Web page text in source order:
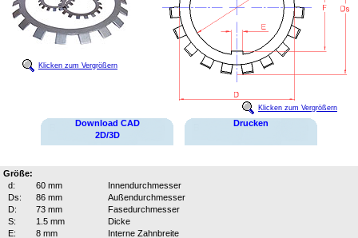
Klicken zum Vergrößern
Klicken zum Vergrößern
Download CAD
2D/3D
Drucken
Größe:
d:
60 mm
Innendurchmesser
Ds:
86 mm
Außendurchmesser
D:
73 mm
Fasedurchmesser
S:
1.5 mm
Dicke
E:
8 mm
Interne Zahnbreite